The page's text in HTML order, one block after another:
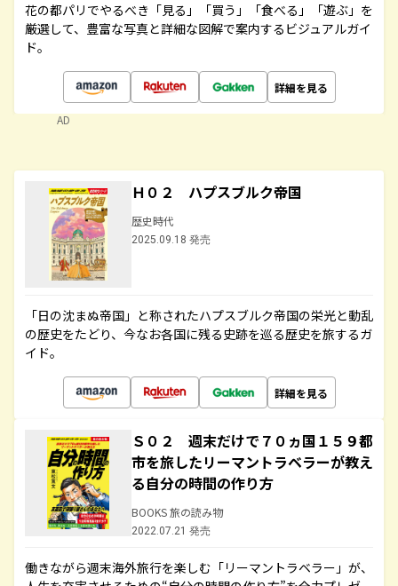
花の都パリでやるべき「見る」「買う」「食べる」「遊ぶ」を
厳選して、豊富な写真と詳細な図解で案内するビジュアルガイ
ド。
詳細を見る
AD
Ｈ０２ ハプスブルク帝国
歴史時代
2025.09.18 発売
「日の沈まぬ帝国」と称されたハプスブルク帝国の栄光と動乱
の歴史をたどり、今なお各国に残る史跡を巡る歴史を旅するガ
イド。
詳細を見る
Ｓ０２ 週末だけで７０ヵ国１５９都
市を旅したリーマントラベラーが教え
る自分の時間の作り方
BOOKS 旅の読み物
2022.07.21 発売
働きながら週末海外旅行を楽しむ「リーマントラベラー」が、